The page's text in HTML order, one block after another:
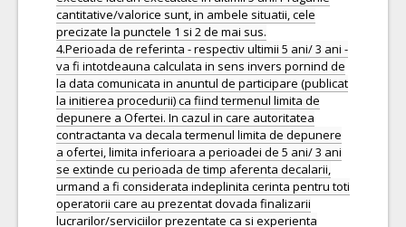
cantitative/valorice sunt, in ambele situatii, cele
precizate la punctele 1 si 2 de mai sus.
4.Perioada de referinta - respectiv ultimii 5 ani/ 3 ani -
va fi intotdeauna calculata in sens invers pornind de
la data comunicata in anuntul de participare (publicat
la initierea procedurii) ca fiind termenul limita de
depunere a Ofertei. In cazul in care autoritatea
contractanta va decala termenul limita de depunere
a ofertei, limita inferioara a perioadei de 5 ani/ 3 ani
se extinde cu perioada de timp aferenta decalarii,
urmand a fi considerata indeplinita cerinta pentru toti
operatorii care au prezentat dovada finalizarii
lucrarilor/serviciilor prezentate ca si experienta